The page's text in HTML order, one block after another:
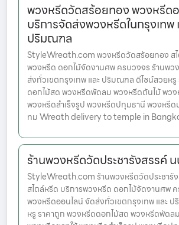
พวงหรีดวัดสร้อยทอง พวงหรีด
บริการจัดส่งพวงหรีดในกรุงเทพ
ปริมณฑล
StyleWreath.com พวงหรีดวัดสร้อยทอง ส
พวงหรีด ดอกไม้จัดงานศพ ครบวงจร ร้านพว
ส่งทั่วเขตกรุงเทพ และ ปริมณฑล ดีไซน์สวยห
ดอกไม้สด พวงหรีดพัดลม พวงหรีดต้นไม้ พวง
พวงหรีดสำเร็จรูป พวงหรีดปทุมธานี พวงหรี
ทม Wreath delivery to temple in
ร้านพวงหรีดวัดประชารังสรรค์
StyleWreath.com ร้านพวงหรีดวัดประชารั
สไตล์หรีด บริการพวงหรีด ดอกไม้จัดงานศพ
พวงหรีดออนไลน์ จัดส่งทั่วเขตกรุงเทพ และ
หรู ราคาถูก พวงหรีดดอกไม้สด พวงหรีดพัดล